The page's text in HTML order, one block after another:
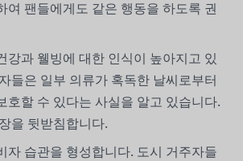
여 팬들에게도 같은 행동을 하도록 권
강과 웰빙에 대한 인식이 높아지고 있
들은 일부 의류가 혹독한 날씨로부터
호할 수 있다는 사실을 알고 있습니다.
을 뒷받침합니다.
자 습관을 형성합니다. 도시 거주자들